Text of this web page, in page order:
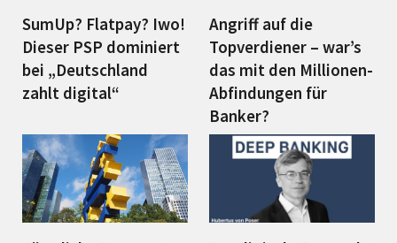
SumUp? Flatpay? Iwo!
Dieser PSP dominiert
bei „Deutschland
zahlt digital“
Angriff auf die
Topverdiener – war’s
das mit den Millionen-
Abfindungen für
Banker?